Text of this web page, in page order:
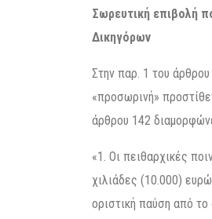
Σωρευτική επιβολή
Δικηγόρων
Στην παρ. 1 του
«προσωρινή»
άρθρου 142
«1. Οι πειθαρχικές
χιλιάδες (10.000)
οριστική παύση από το